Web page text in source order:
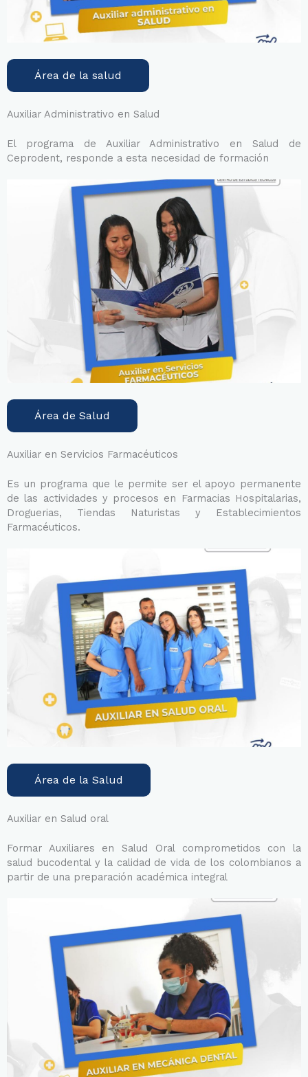
Área de la salud
Auxiliar Administrativo en Salud
El programa de Auxiliar Administrativo en Salud de
Ceprodent, responde a esta necesidad de formación
Área de Salud
Auxiliar en Servicios Farmacéuticos
Es un programa que le permite ser el apoyo permanente
de las actividades y procesos en Farmacias Hospitalarias,
Droguerias, Tiendas Naturistas y Establecimientos
Farmacéuticos.
Área de la Salud
Auxiliar en Salud oral
Formar Auxiliares en Salud Oral comprometidos con la
salud bucodental y la calidad de vida de los colombianos a
partir de una preparación académica integral